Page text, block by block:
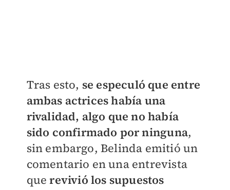
Tras esto, se especuló que entre
ambas actrices había una
rivalidad, algo que no había
sido confirmado por ninguna,
sin embargo, Belinda emitió un
comentario en una entrevista
querevivió los supuestos